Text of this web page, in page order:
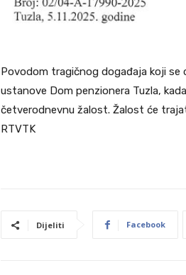
Povodom tragičnog događaja koji
ustanove Dom penzionera Tuzla,
četverodnevnu žalost. Žalost će
RTVTK
Dijeliti Facebook